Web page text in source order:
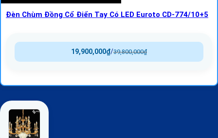
Đèn Chùm Đồng Cổ Điển Tay Có LED Euroto CD-774/10+5
39,800,000₫
/
19,900,000₫